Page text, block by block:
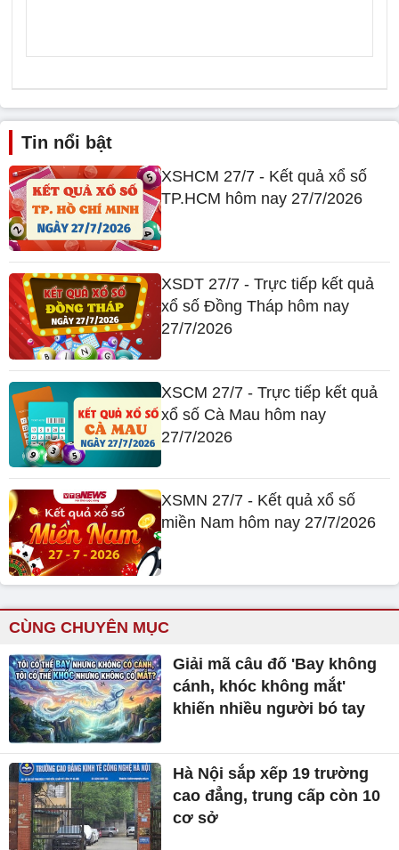
Tin nổi bật
XSHCM 27/7 - Kết quả xổ số
TP.HCM hôm nay 27/7/2026
XSDT 27/7 - Trực tiếp kết quả
xổ số Đồng Tháp hôm nay
27/7/2026
XSCM 27/7 - Trực tiếp kết quả
xổ số Cà Mau hôm nay
27/7/2026
XSMN 27/7 - Kết quả xổ số
miền Nam hôm nay 27/7/2026
CÙNG CHUYÊN MỤC
Giải mã câu đố 'Bay không
cánh, khóc không mắt'
khiến nhiều người bó tay
Hà Nội sắp xếp 19 trường
cao đẳng, trung cấp còn 10
cơ sở